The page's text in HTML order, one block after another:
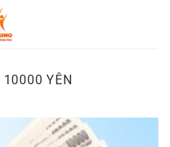
10000 YÊN